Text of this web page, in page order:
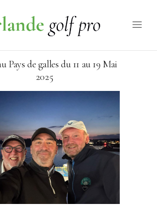
Pays de galles du 11 au 19 Mai
2025